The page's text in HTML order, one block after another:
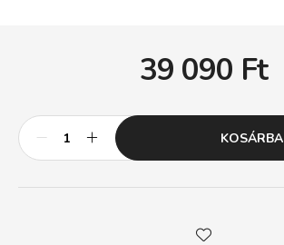
39 090 Ft
KOSÁRBA